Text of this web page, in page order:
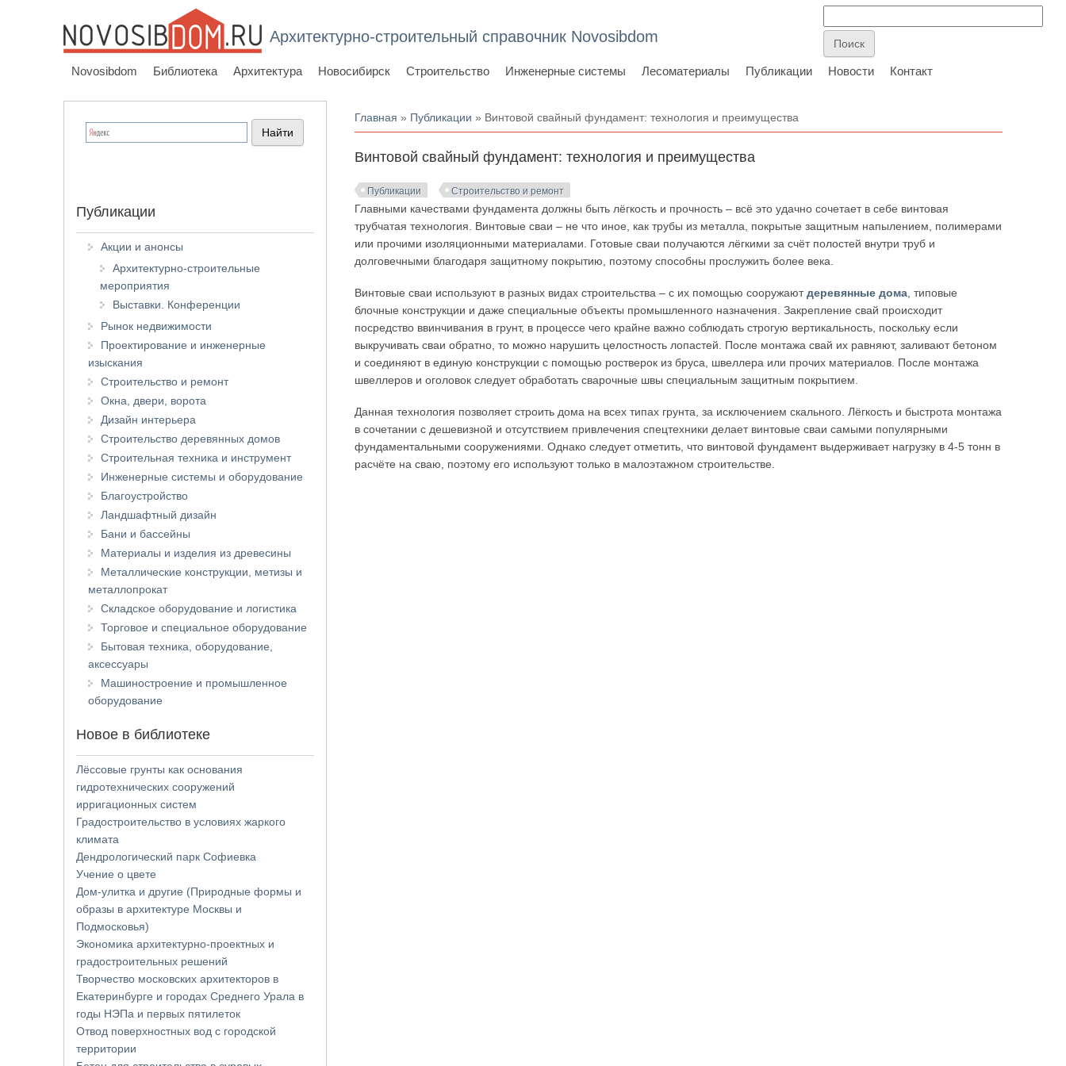
Архитектурно-строительный справочник Novosibdom
Novosibdom Библиотека Архитектура Новосибирск Строительство Инженерные системы Лесоматериалы Публикации Новости Контакт
Вы здесь
Главная » Публикации » Винтовой свайный фундамент: технология и преимущества
Винтовой свайный фундамент: технология и преимущества
Публикации Строительство и ремонт
Главными качествами фундамента должны быть лёгкость и прочность – всё это удачно сочетает в себе винтовая
трубчатая технология. Винтовые сваи – не что иное, как трубы из металла, покрытые защитным напылением, полимерами
или прочими изоляционными материалами. Готовые сваи получаются лёгкими за счёт полостей внутри труб и
долговечными благодаря защитному покрытию, поэтому способны прослужить более века.
Винтовые сваи используют в разных видах строительства – с их помощью сооружаютдеревянные дома , типовые
блочные конструкции и даже специальные объекты промышленного назначения. Закрепление свай происходит
посредство ввинчивания в грунт, в процессе чего крайне важно соблюдать строгую вертикальность, поскольку если
выкручивать сваи обратно, то можно нарушить целостность лопастей. После монтажа свай их равняют, заливают бетоном
и соединяют в единую конструкции с помощью ростверок из бруса, швеллера или прочих материалов. После монтажа
швеллеров и оголовок следует обработать сварочные швы специальным защитным покрытием.
Данная технология позволяет строить дома на всех типах грунта, за исключением скального. Лёгкость и быстрота монтажа
в сочетании с дешевизной и отсутствием привлечения спецтехники делает винтовые сваи самыми популярными
фундаментальными сооружениями. Однако следует отметить, что винтовой фундамент выдерживает нагрузку в 4-5 тонн в
расчёте на сваю, поэтому его используют только в малоэтажном строительстве.
Публикации
Акции и анонсы
Архитектурно-строительные
мероприятия
Выставки. Конференции
Рынок недвижимости
Проектирование и инженерные
изыскания
Строительство и ремонт
Окна, двери, ворота
Дизайн интерьера
Строительство деревянных домов
Строительная техника и инструмент
Инженерные системы и оборудование
Благоустройство
Ландшафтный дизайн
Бани и бассейны
Материалы и изделия из древесины
Металлические конструкции, метизы и
металлопрокат
Складское оборудование и логистика
Торговое и специальное оборудование
Бытовая техника, оборудование,
аксессуары
Машиностроение и промышленное
оборудование
Новое в библиотеке
Лёссовые грунты как основания
гидротехнических сооружений
ирригационных систем
Градостроительство в условиях жаркого
климата
Дендрологический парк Софиевка
Учение о цвете
Дом-улитка и другие (Природные формы и
образы в архитектуре Москвы и
Подмосковья)
Экономика архитектурно-проектных и
градостроительных решений
Творчество московских архитекторов в
Екатеринбурге и городах Среднего Урала в
годы НЭПа и первых пятилеток
Отвод поверхностных вод с городской
территории